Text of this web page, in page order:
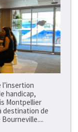
l’insertion
handicap,
Montpellier
destination de